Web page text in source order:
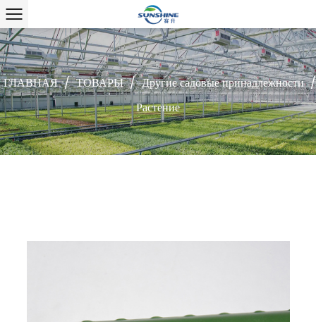
ГЛАВНАЯ / ТОВАРЫ / Другие садовые принадлежности /
Растение